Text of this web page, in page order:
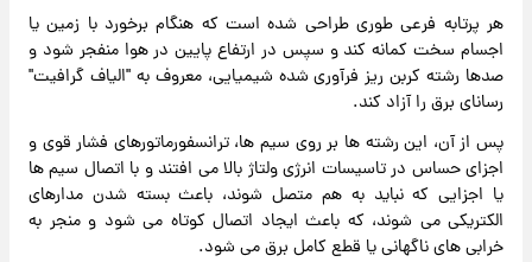
هر پرتابه فرعی طوری طراحی شده است که هنگام برخورد با زمین یا
اجسام سخت کمانه کند و سپس در ارتفاع پایین در هوا منفجر شود و
صدها رشته کربن ریز فرآوری شده شیمیایی، معروف به "الیاف گرافیت"
رسانای برق را آزاد کند.
پس از آن، این رشته ها بر روی سیم ها، ترانسفورماتورهای فشار قوی و
اجزای حساس در تاسیسات انرژی ولتاژ بالا می افتند و با اتصال سیم ها
یا اجزایی که نباید به هم متصل شوند، باعث بسته شدن مدارهای
الکتریکی می شوند، که باعث ایجاد اتصال کوتاه می شود و منجر به
خرابی های ناگهانی یا قطع کامل برق می شود.